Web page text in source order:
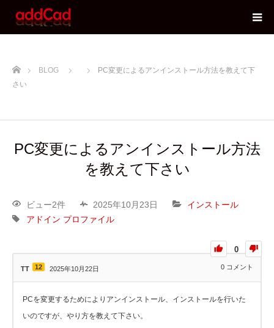
ホームBLOG
PC変更によるアンインストール方法を教えて下
さい
PC変更によるアンインストール方法
を教えて下さい
ビュー2件 2025年10月23日
インストール
アドイン プロファイル
0
TT 12 2025年10月22日 0 コメント
PCを変更するためによりアンインストール、インストールを行いた
いのですが、やり方を教えて下さい。